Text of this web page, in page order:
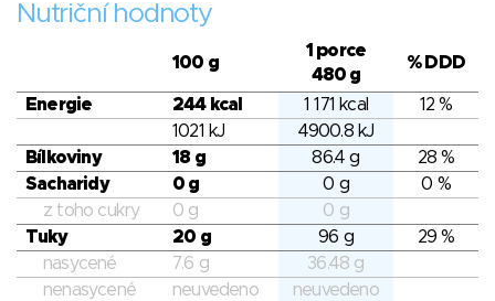
Nutriční hodnoty
100 g
1 porce
480 g
% DDD
Energie 244 kcal 1 171 kcal
12 %
1021 kJ
4900.8 kJ
Bílkoviny
18 g 86.4 g
28 %
Sacharidy
0 g 0 g
0 %
z toho cukry
0 g
0 g
Tuky
20 g 96 g
29 %
nasycené
7.6 g
36.48 g
nenasycené
neuvedeno
neuvedeno